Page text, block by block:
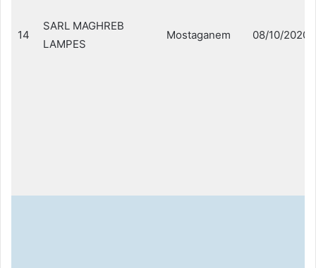
14
SARL MAGHREB
LAMPES
Mostaganem 08/10/2020